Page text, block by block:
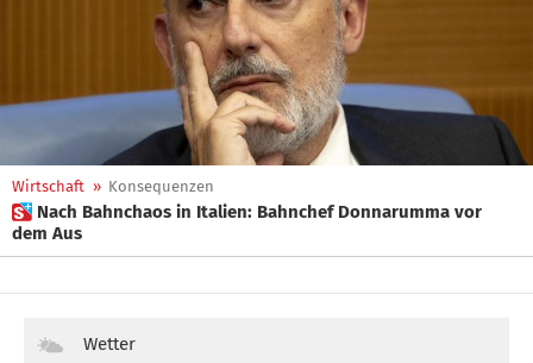
Wirtschaft » Konsequenzen
 Nach Bahnchaos in Italien: Bahnchef Donnarumma vor
dem Aus
Wetter